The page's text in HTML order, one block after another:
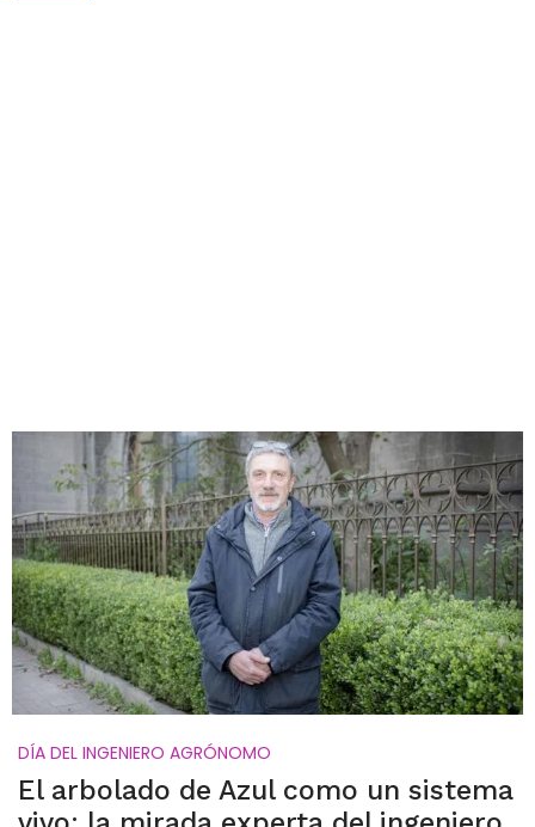
DÍA DEL INGENIERO AGRÓNOMO
El arbolado de Azul como un sistema